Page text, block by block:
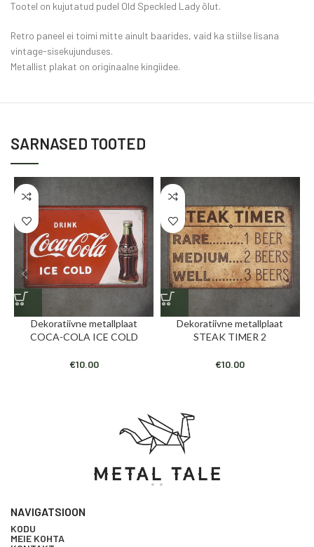
Tootel on kujutatud pudel Old Speckled Lady õlut.
Retro paneel ei toimi mitte ainult baarides, vaid ka stiilse lisana
vintage-sisekujunduses.
Metallist plakat on originaalne kingiidee.
SARNASED TOOTED
Dekoratiivne metallplaat
COCA-COLA ICE COLD
€10.00
Dekoratiivne metallplaat
STEAK TIMER 2
€10.00
NAVIGATSIOON
KODU
MEIE KOHTA